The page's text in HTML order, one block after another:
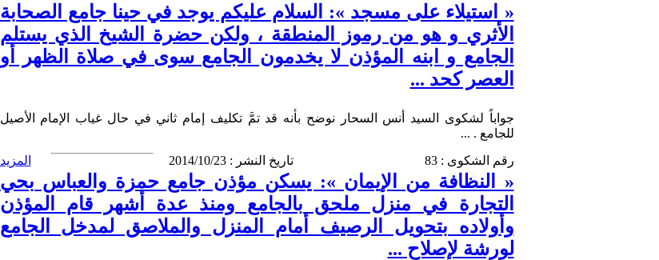
« استيلاء على مسجد »: السلام عليكم يوجد في حينا جامع الصحابة
الأثري و هو من رموز المنطقة ، ولكن حضرة الشيخ الذي يستلم
الجامع و ابنه المؤذن لا يخدمون الجامع سوى في صلاة الظهر أو
العصر كحد ...
جواباً لشكوى السيد أنس السحار نوضح بأنه قد تمَّ تكليف إمام ثاني في حال غياب الإمام الأصيل
للجامع . ...
رقم الشكوى : 83
تاريخ النشر : 2014/10/23 المزيد
« النظافة من الإيمان »: يسكن مؤذن جامع حمزة والعباس بحي
التجارة في منزل ملحق بالجامع ومنذ عدة أشهر قام المؤذن
وأولاده بتحويل الرصيف أمام المنزل والملاصق لمدخل الجامع
لورشة لإصلاح ...